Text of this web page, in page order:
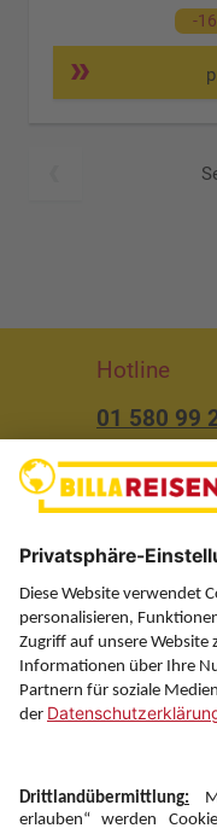
-
Hotline
01 580 99
Über uns
Service
Folgen Sie
Newsletter: